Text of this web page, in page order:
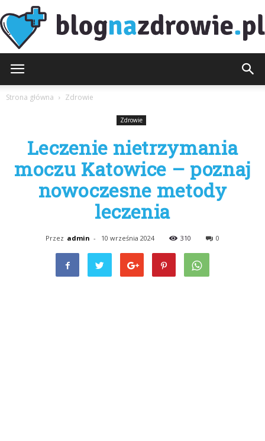
Strona główna Zdrowie
Zdrowie
Leczenie nietrzymania
moczu Katowice – poznaj
nowoczesne metody
leczenia
Przez admin - 10 września 2024 310 0